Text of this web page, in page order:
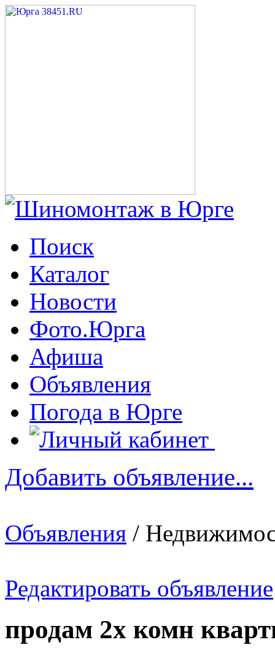
Поиск
Каталог
Новости
Фото.Юрга
Афиша
Объявления
Погода в Юрге
Добавить объявление...
Объявления /
Редактировать объявление
продам 2х комн